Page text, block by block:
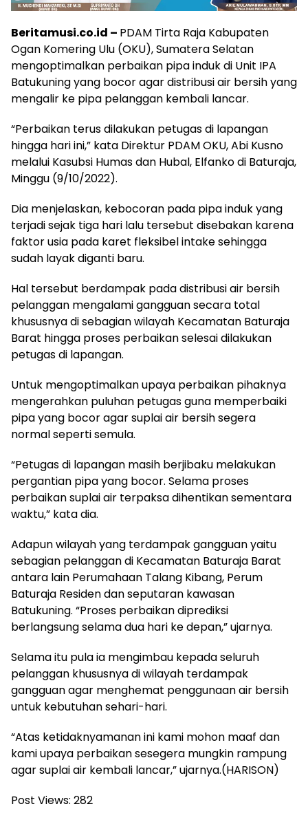
Beritamusi.co.id – PDAM Tirta Raja Kabupaten
Ogan Komering Ulu (OKU), Sumatera Selatan
mengoptimalkan perbaikan pipa induk di Unit IPA
Batukuning yang bocor agar distribusi air bersih yang
mengalir ke pipa pelanggan kembali lancar.
“Perbaikan terus dilakukan petugas di lapangan
hingga hari ini,” kata Direktur PDAM OKU, Abi Kusno
melalui Kasubsi Humas dan Hubal, Elfanko di Baturaja,
Minggu (9/10/2022).
Dia menjelaskan, kebocoran pada pipa induk yang
terjadi sejak tiga hari lalu tersebut disebakan karena
faktor usia pada karet fleksibel intake sehingga
sudah layak diganti baru.
Hal tersebut berdampak pada distribusi air bersih
pelanggan mengalami gangguan secara total
khususnya di sebagian wilayah Kecamatan Baturaja
Barat hingga proses perbaikan selesai dilakukan
petugas di lapangan.
Untuk mengoptimalkan upaya perbaikan pihaknya
mengerahkan puluhan petugas guna memperbaiki
pipa yang bocor agar suplai air bersih segera
normal seperti semula.
“Petugas di lapangan masih berjibaku melakukan
pergantian pipa yang bocor. Selama proses
perbaikan suplai air terpaksa dihentikan sementara
waktu,” kata dia.
Adapun wilayah yang terdampak gangguan yaitu
sebagian pelanggan di Kecamatan Baturaja Barat
antara lain Perumahaan Talang Kibang, Perum
Baturaja Residen dan seputaran kawasan
Batukuning. “Proses perbaikan diprediksi
berlangsung selama dua hari ke depan,” ujarnya.
Selama itu pula ia mengimbau kepada seluruh
pelanggan khususnya di wilayah terdampak
gangguan agar menghemat penggunaan air bersih
untuk kebutuhan sehari-hari.
“Atas ketidaknyamanan ini kami mohon maaf dan
kami upaya perbaikan sesegera mungkin rampung
agar suplai air kembali lancar,” ujarnya.(HARISON)
Post Views: 282